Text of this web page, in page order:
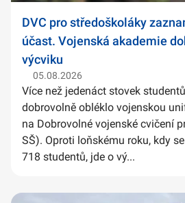
DVC pro středoškoláky
účast. Vojenská akademie
výcviku
05.08.2026
Více než jedenáct stovek
dobrovolně obléklo vojenskou
na Dobrovolné vojenské cvičení
SŠ). Oproti loňskému roku, kdy
718 studentů, jde o vý...